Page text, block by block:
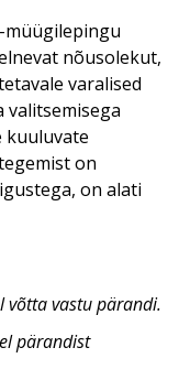
müügilepingu
nõusolekut,
varalised
valitsemisega
kuuluvate
on
on alati
võtta vastu pärandi.
pärandist